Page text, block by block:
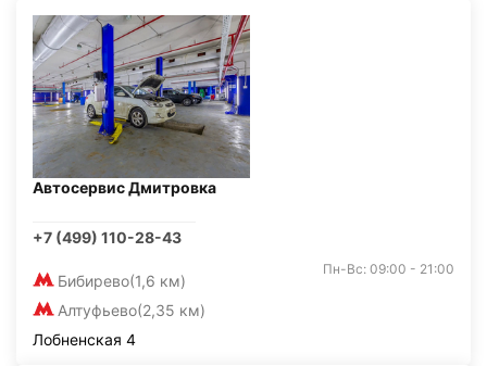
Автосервис Дмитровка
+7 (499) 110-28-43
Бибирево(1,6 км)
Алтуфьево(2,35 км)
Пн-Вс: 09:00 - 21:00
Лобненская 4